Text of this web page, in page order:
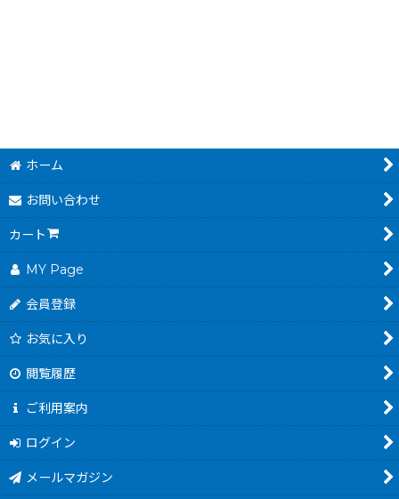
ホーム
お問い合わせ
カート
MY Page
会員登録
お気に入り
閲覧履歴
ご利用案内
ログイン
メールマガジン